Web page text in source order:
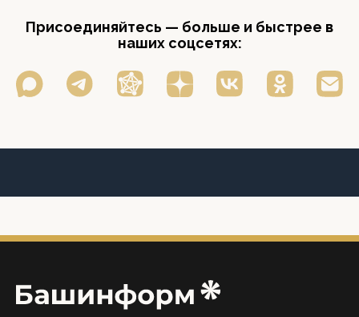
Присоединяйтесь — больше и быстрее в
наших соцсетях: